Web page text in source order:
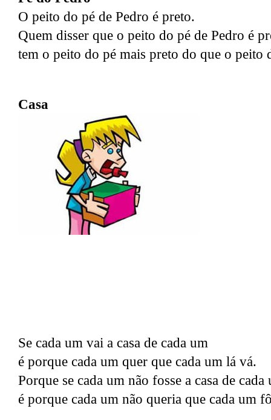
O peito do pé de Pedro é preto.
Quem disser que o peito do pé de Pedro é
tem o peito do pé mais preto do que o peito
Casa
Se cada um vai a casa de cada um
é porque cada um quer que cada um lá vá.
Porque se cada um não fosse a casa de cada
é porque cada um não queria que cada um